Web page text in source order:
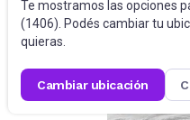
Te mostramos las opciones
(1406). Podés cambiar tu
quieras.
cambiar ubicación